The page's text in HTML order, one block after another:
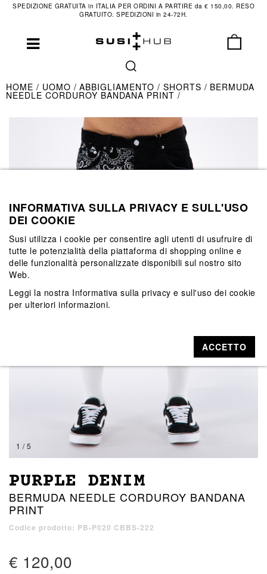
SPEDIZIONE GRATUITA in ITALIA PER ORDINI A PARTIRE da € 150,00. RESO
GRATUITO. SPEDIZIONI in 24-72H.
HOME UOMO ABBIGLIAMENTO SHORTS BERMUDA
NEEDLE CORDUROY BANDANA PRINT
1 / 5
PURPLE DENIM
BERMUDA NEEDLE CORDUROY BANDANA
PRINT
Codice prodotto: PB-P020 CBBS-222
€ 120,00
INFORMATIVA SULLA PRIVACY E SULL'USO
DEI COOKIE
Susi utilizza i cookie per consentire agli utenti di usufruire di
tutte le potenzialità della piattaforma di shopping online e
delle funzionalità personalizzate disponibili sul nostro sito
Web.
Leggi la nostra Informativa sulla privacy e sull'uso dei cookie
per ulteriori informazioni.
ACCETTO